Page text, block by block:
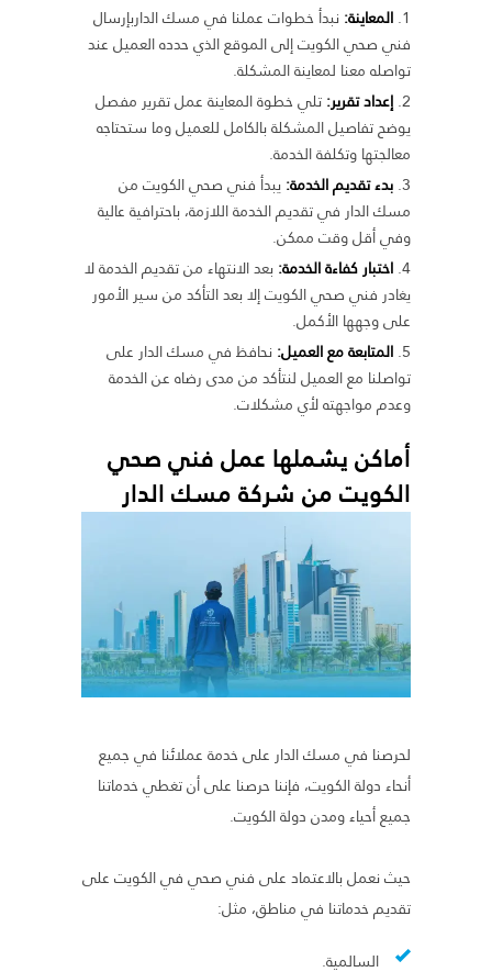
المعاينة:نبدأ خطوات عملنا في مسك الداربإرسال
فني صحي الكويت إلى الموقع الذي حدده العميل عند
تواصله معنا لمعاينة المشكلة.
إعداد تقرير:تلي خطوة المعاينة عمل تقرير مفصل
يوضح تفاصيل المشكلة بالكامل للعميل وما ستحتاجه
معالجتها وتكلفة الخدمة.
بدء تقديم الخدمة:يبدأ فني صحي الكويت من
مسك الدار في تقديم الخدمة اللازمة، باحترافية عالية
وفي أقل وقت ممكن.
اختبار كفاءة الخدمة:بعد الانتهاء من تقديم الخدمة لا
يغادر فني صحي الكويت إلا بعد التأكد من سير الأمور
على وجهها الأكمل.
المتابعة مع العميل:نحافظ في مسك الدار على
تواصلنا مع العميل لنتأكد من مدى رضاه عن الخدمة
وعدم مواجهته لأي مشكلات.
أماكن يشملها عمل فني صحي
الكويت من شركة مسك الدار
لحرصنا في مسك الدار على خدمة عملائنا في جميع
أنحاء دولة الكويت، فإننا حرصنا على أن تغطي خدماتنا
جميع أحياء ومدن دولة الكويت.
حيث نعمل بالاعتماد على فني صحي في الكويت على
تقديم خدماتنا في مناطق، مثل:
السالمية.